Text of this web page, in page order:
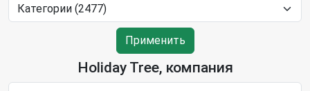
Применить
Holiday Tree, компания